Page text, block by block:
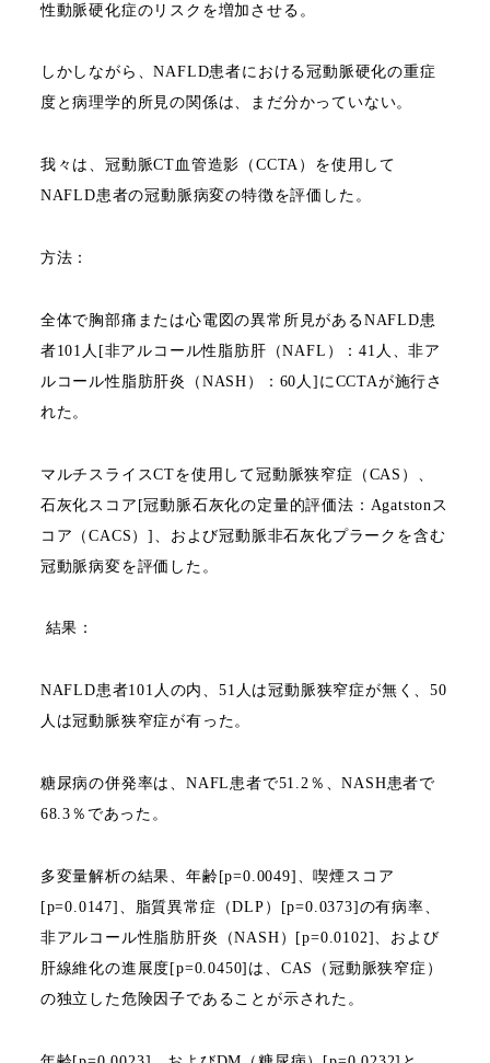
性動脈硬化症のリスクを増加させる。
しかしながら、NAFLD患者における冠動脈硬化の重症
度と病理学的所見の関係は、まだ分かっていない。
我々は、冠動脈CT 血管造影（CCTA ）を使用して
NAFLD患者の冠動脈病変の特徴を評価した。
方法：
全体で胸部痛または心電図の異常所見があるNAFLD患
者101 人 [非アルコール性脂肪肝（NAFL ）：41 人、非ア
ルコール性脂肪肝炎（ NASH ）： 60 人] に CCTAが施行さ
れた。
マルチスライスCTを使用して冠動脈狭窄症（ CAS ）、
石灰化スコア [冠動脈石灰化の定量的評価法： Agatston ス
コア（CACS ）]
、および冠動脈非石灰化プラークを含む
冠動脈病変を評価した。
結果：
NAFLD患者101 人の内、51 人は冠動脈狭窄症が無く、50
人は冠動脈狭窄症が有った。
糖尿病の併発率は、 NAFL 患者で51.2 ％、NASH患者で
68.3 ％であった。
多変量解析の結果、年齢[p=0.0049]
、喫煙スコア
[p=0.0147]
、脂質異常症（DLP ） [p=0.0373]の有病率、
非アルコール性脂肪肝炎（NASH ） [p=0.0102] 、および
肝線維化の進展度[p=0.0450] は、 CAS
（冠動脈狭窄症）
の独立した危険因子であることが示された。